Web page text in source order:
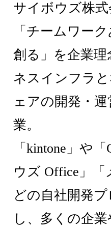
サイボウズ株式
「チームワー
創る」を企業
ネスインフラ
ェアの開発・
業。
「kintone」や
ウズ Office」
どの自社開発
し、多くの企